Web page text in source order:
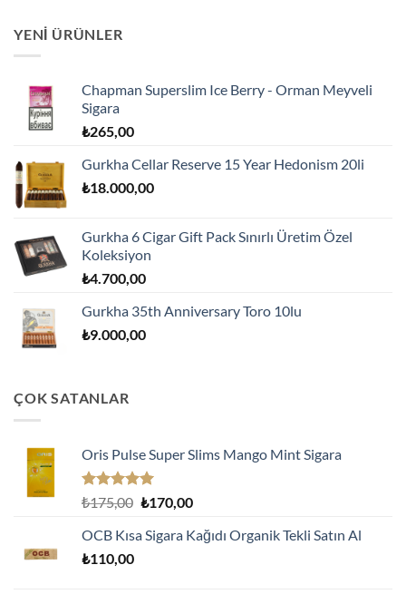
YENI ÜRÜNLER
Chapman Superslim Ice Berry - Orman Meyveli
Sigara
₺265,00
Gurkha Cellar Reserve 15 Year Hedonism 20li
₺18.000,00
Gurkha 6 Cigar Gift Pack Sınırlı Üretim Özel
Koleksiyon
₺4.700,00
Gurkha 35th Anniversary Toro 10lu
₺9.000,00
ÇOK SATANLAR
Oris Pulse Super Slims Mango Mint Sigara
5 üzerinden
oy
aldı
₺175,00 Orijinal
₺175,00.
₺170,00Şu
fiyat:
OCB Kısa Sigara Kağıdı Organik Tekli Satın Al
₺110,00